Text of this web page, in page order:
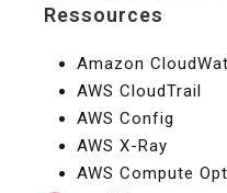
Ressources
Amazon
AWS CloudTrail
AWS Config
AWS X-Ray
AWS Compute